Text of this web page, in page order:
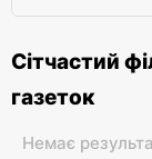
Сітчастий
газеток
Немає